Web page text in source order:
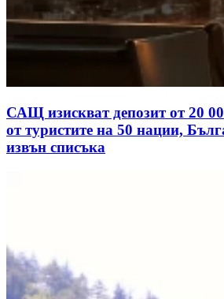
САЩ изискват депозит от 20
от туристите на 50 нации,
извън списъка